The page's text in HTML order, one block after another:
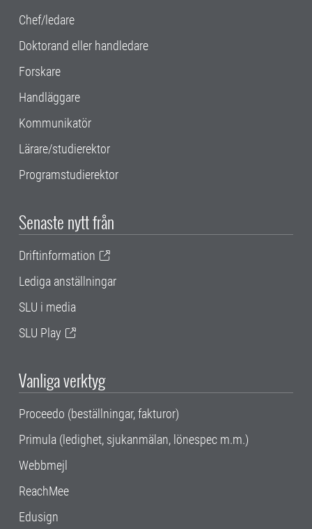
Chef/ledare
Doktorand eller handledare
Forskare
Handläggare
Kommunikatör
Lärare/studierektor
Programstudierektor
Senaste nytt från
Driftinformation
Lediga anställningar
SLU i media
SLU Play
Vanliga verktyg
Proceedo (beställningar, fakturor)
Primula (ledighet, sjukanmälan, lönespec m.m.)
Webbmejl
ReachMee
Edusign